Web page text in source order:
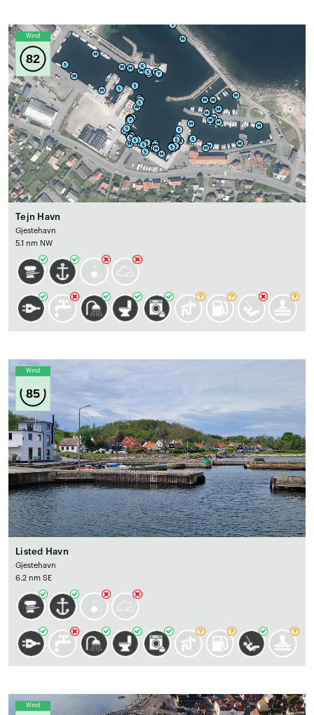
Wind
82
Tejn Havn
Gjestehavn
5.1 nm NW
Wind
85
Listed Havn
Gjestehavn
6.2 nm SE
Wind